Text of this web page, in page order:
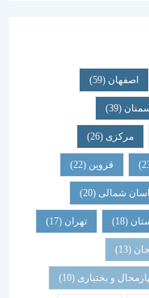
(59)
(26)
قزوین
(20)
تهران
بختیاری (10)